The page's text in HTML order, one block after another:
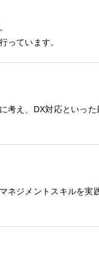
っています。
え、DX対応といった
ジメントスキルを実